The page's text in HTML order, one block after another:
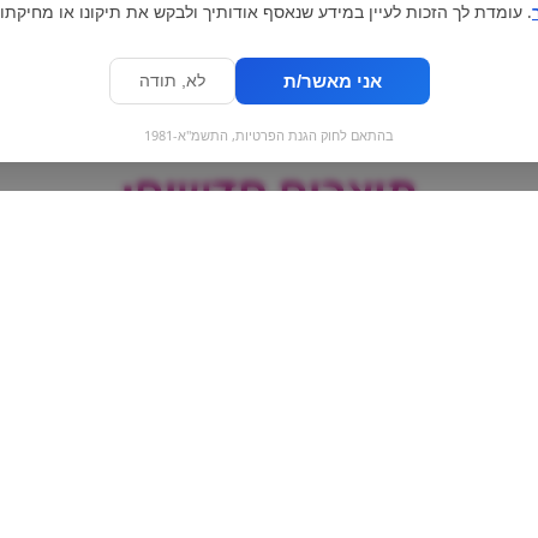
מוצרים חדשים:
. עומדת לך הזכות לעיין במידע שנאסף אודותיך ולבקש את תיקונו או
אני מאשר/ת לא, תודה
בהתאם לחוק הגנת הפרטיות, התשמ"א-1981